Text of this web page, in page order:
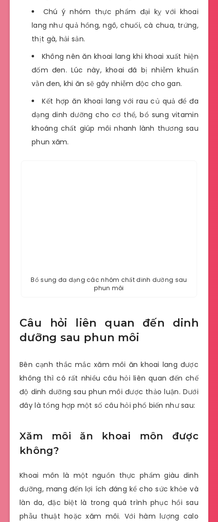
Chú ý nhóm thực phẩm đại kỵ với khoai
lang như quả hồng, ngô, chuối, cà chua, trứng,
thịt gà, hải sản.
Không nên ăn khoai lang khi khoai xuất hiện
đốm đen. Lúc này, khoai đã bị nhiễm khuẩn
vằn đen, khi ăn sẽ gây nhiễm độc cho gan.
Kết hợp ăn khoai lang với rau củ quả để đa
dạng dinh dưỡng cho cơ thể, bổ sung vitamin
khoáng chất giúp môi nhanh lành thương sau
phun xăm.
Bổ sung đa dạng các nhóm chất dinh dưỡng sau
phun môi
Câu hỏi liên quan đến dinh
dưỡng sau phun môi
Bên cạnh thắc mắc xăm môi ăn khoai lang được
không thì có rất nhiều câu hỏi liên quan đến chế
độ dinh dưỡng sau phun môi được thảo luận. Dưới
đây là tổng hợp một số câu hỏi phổ biến như sau:
Xăm môi ăn khoai môn được
không?
Khoai môn là một nguồn thực phẩm giàu dinh
dưỡng, mang đến lợi ích đáng kể cho sức khỏe và
làn da, đặc biệt là trong quá trình phục hồi sau
phẫu thuật hoặc xăm môi. Với hàm lượng calo